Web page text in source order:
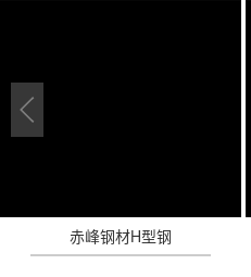
赤峰钢材H型钢